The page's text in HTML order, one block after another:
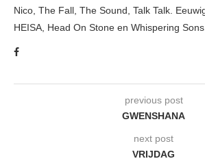
Nico, The Fall, The Sound, Talk Talk.
HEISA, Head On Stone en Whispering
previous post
GWENSHANA
next post
VRIJDAG